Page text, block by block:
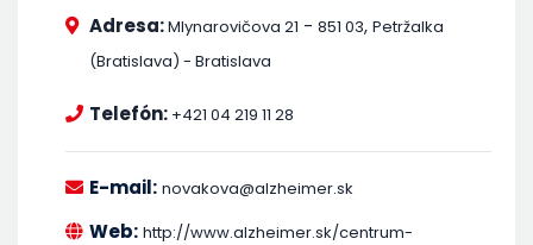
Adresa:Mlynarovičova 21 - 851 03, Petržalka
(Bratislava) - Bratislava
Telefón: +421 04 219 11 28
E-mail: novakova@alzheimer.sk
Web: http://www.alzheimer.sk/centrum-